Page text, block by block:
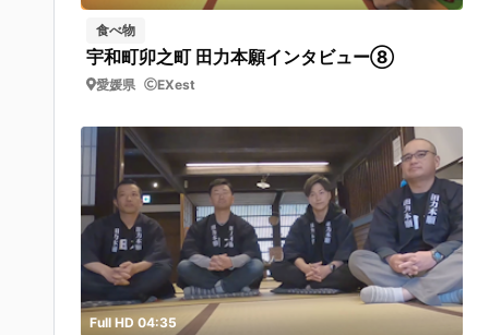
食べ物
宇和町卯之町 田力本願インタビュー⑧
愛媛県 EXest
Full HD 04:35